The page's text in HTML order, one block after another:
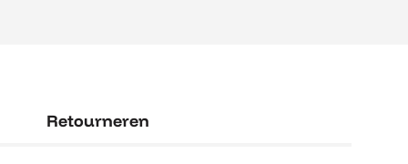
Retourneren